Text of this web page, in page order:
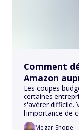
Comment
Amazon
Les coupes
certaines
s'avérer difficile. Vous souhaitez démontrer
l'importance de
vous ne savez
Megan Shope